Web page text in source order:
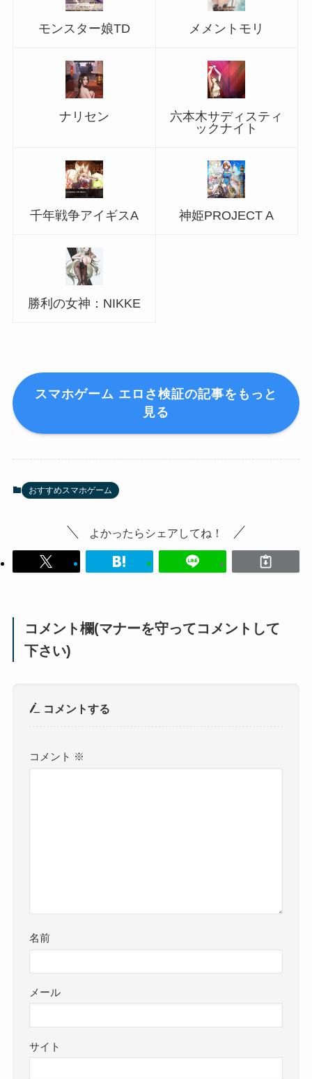
モンスター娘TD メメントモリ
ナリセン
六本木サディスティ
ックナイト
千年戦争アイギスA 神姫PROJECT A
勝利の女神：NIKKE
スマホゲーム エロさ検証の記事をもっと
見る
おすすめスマホゲーム
よかったらシェアしてね！
コメント欄(マナーを守ってコメントして
下さい)
コメントする
コメント ※
名前
メール
サイト